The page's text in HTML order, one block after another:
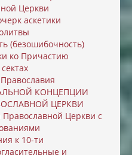
Церкви
аскетики
(безошибочность)
ко Причастию
КОНЦЕПЦИИ
ЦЕРКВИ
Церкви с
к 10-ти
и